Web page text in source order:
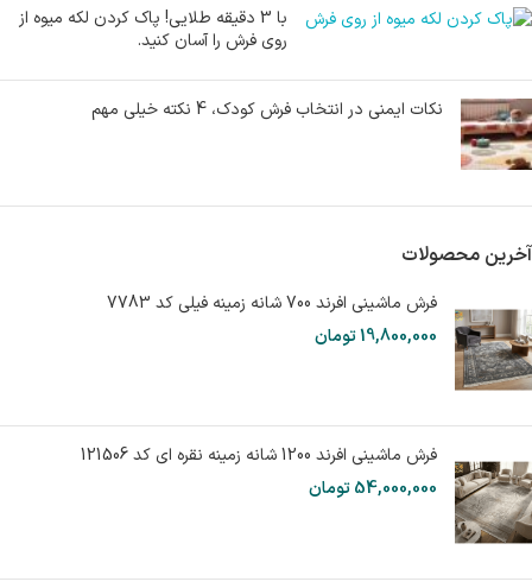
با 3 دقیقه طلایی! پاک کردن لکه میوه از
روی فرش را آسان کنید.
نکات ایمنی در انتخاب فرش کودک، 4 نکته خیلی مهم
آخرین محصولات
فرش ماشینی افرند 700 شانه زمینه فیلی کد 7783
19,800,000تومان
فرش ماشینی افرند 1200 شانه زمینه نقره ای کد 121506
54,000,000تومان